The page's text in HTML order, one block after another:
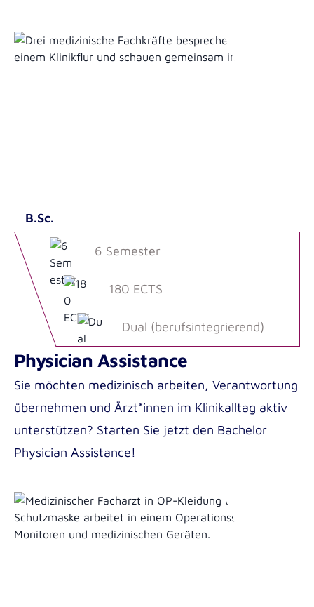
B.Sc.
6 Semester
180 ECTS
Dual (berufsintegrierend)
Physician Assistance
Sie möchten medizinisch arbeiten, Verantwortung
übernehmen und Ärzt*innen im Klinikalltag aktiv
unterstützen? Starten Sie jetzt den Bachelor
Physician Assistance!